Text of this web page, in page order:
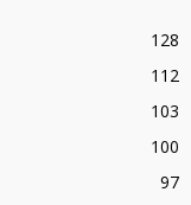
128
112
103
100
97